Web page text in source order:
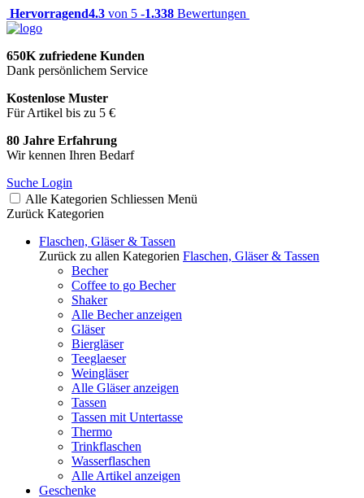
Hervorragend4.3 von 5 -1.338 Bewertungen
650K zufriedene Kunden
Dank persönlichem Service
Kostenlose Muster
Für Artikel bis zu 5 €
80 Jahre Erfahrung
Wir kennen Ihren Bedarf
Suche Login
Alle Kategorien Schliessen Menü
Zurück Kategorien
Flaschen, Gläser & Tassen
Zurück zu allen Kategorien Flaschen, Gläser & Tassen
Becher
Coffee to go Becher
Shaker
Alle Becher anzeigen
Gläser
Biergläser
Teeglaeser
Weingläser
Alle Gläser anzeigen
Tassen
Tassen mit Untertasse
Thermo
Trinkflaschen
Wasserflaschen
Alle Artikel anzeigen
Geschenke